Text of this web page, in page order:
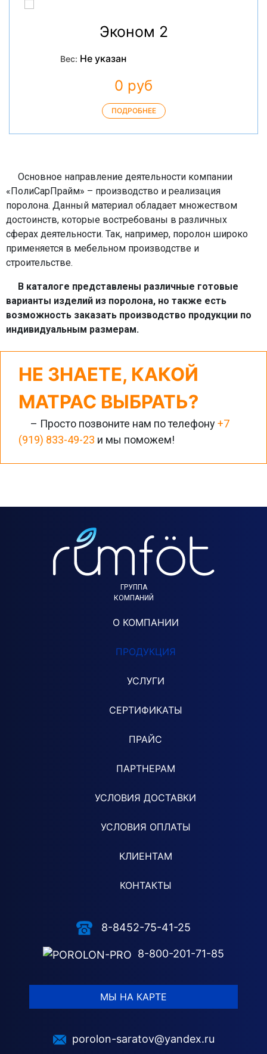
Эконом 2
Вес: Не указан
0 руб
ПОДРОБНЕЕ
Основное направление деятельности компании
«ПолиСарПрайм» – производство и реализация
поролона. Данный материал обладает множеством
достоинств, которые востребованы в различных
сферах деятельности. Так, например, поролон широко
применяется в мебельном производстве и
строительстве.
В каталоге представлены различные готовые
варианты изделий из поролона, но также есть
возможность заказать производство продукции по
индивидуальным размерам.
НЕ ЗНАЕТЕ, КАКОЙ
МАТРАС ВЫБРАТЬ?
– Просто позвоните нам по телефону+7
(919) 833-49-23 и мы поможем!
ГРУППА
КОМПАНИЙ
О КОМПАНИИ
ПРОДУКЦИЯ
УСЛУГИ
СЕРТИФИКАТЫ
ПРАЙС
ПАРТНЕРАМ
УСЛОВИЯ ДОСТАВКИ
УСЛОВИЯ ОПЛАТЫ
КЛИЕНТАМ
КОНТАКТЫ
8-8452-75-41-25
8-800-201-71-85
МЫ НА КАРТЕ
porolon-saratov@yandex.ru